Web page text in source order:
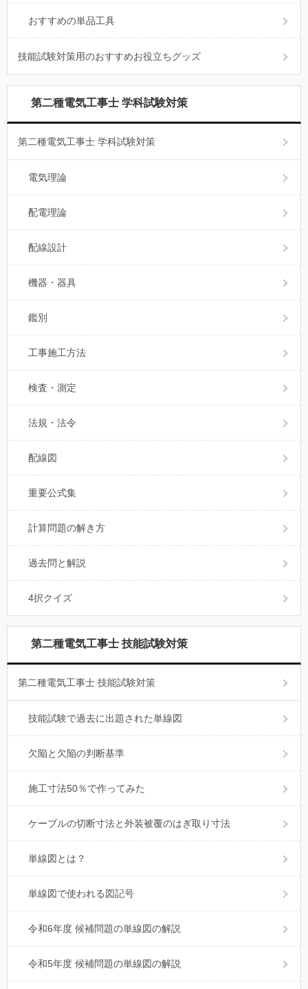
おすすめの単品工具
技能試験対策用のおすすめお役立ちグッズ
第二種電気工事士 学科試験対策
第二種電気工事士 学科試験対策
電気理論
配電理論
配線設計
機器・器具
鑑別
工事施工方法
検査・測定
法規・法令
配線図
重要公式集
計算問題の解き方
過去問と解説
4択クイズ
第二種電気工事士 技能試験対策
第二種電気工事士 技能試験対策
技能試験で過去に出題された単線図
欠陥と欠陥の判断基準
施工寸法50％で作ってみた
ケーブルの切断寸法と外装被覆のはぎ取り寸法
単線図とは？
単線図で使われる図記号
令和6年度 候補問題の単線図の解説
令和5年度 候補問題の単線図の解説